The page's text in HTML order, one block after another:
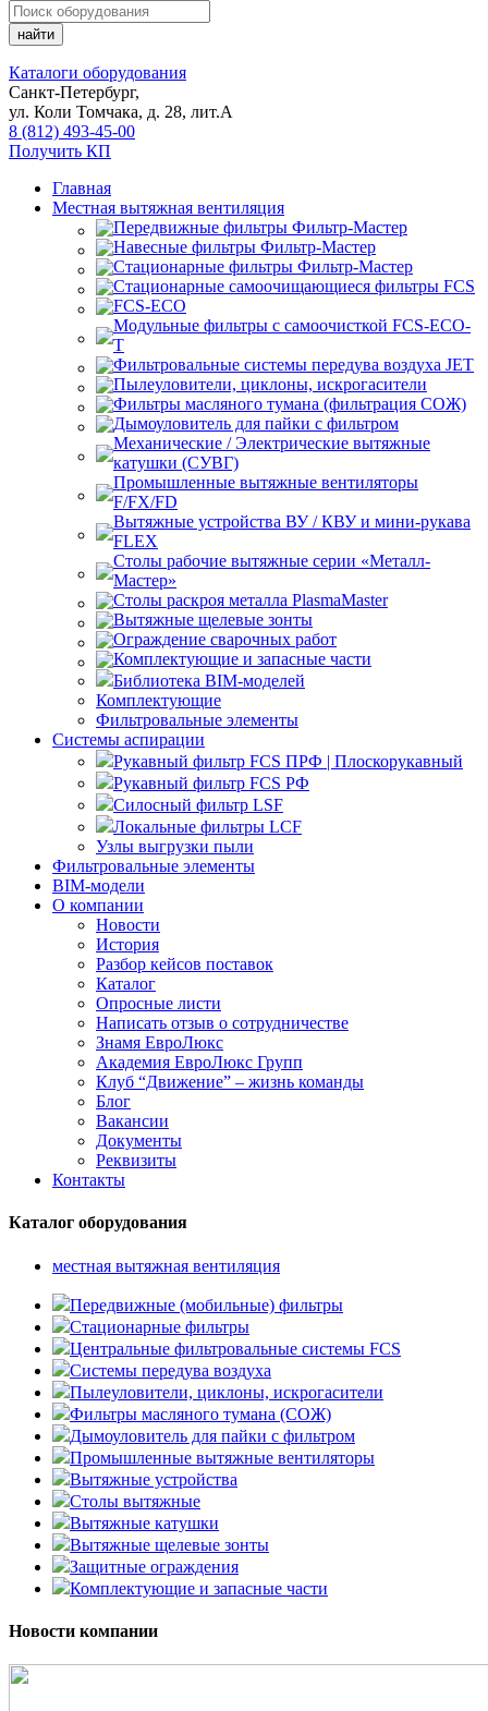
Каталоги оборудования
Санкт-Петербург,
ул. Коли Томчака, д. 28, лит.А
8 (812) 493-45-00
Получить КП
Главная
Местная вытяжная вентиляция
Передвижные
Навесные
Стационарные
Стационарные самоочищающиеся
FCS
FCS-ECO
Модульные
с самоочисткой FCS-ECO-
T
Фильтровальные системы передува воздуха JET
Пылеуловители, циклоны, искрогасители
Фильтры масляного тумана (фильтрация СОЖ)
Дымоуловитель для пайки с фильтром
Механические / Электрические вытяжные
катушки (СУВГ)
Промышленные вытяжные вентиляторы
F/FX/FD
Вытяжные устройства ВУ / КВУ и мини-рукава
FLEX
Столы рабочие вытяжные серии «Металл-
Мастер»
Столы раскроя металла PlasmaMaster
Вытяжные щелевые зонты
Ограждение сварочных работ
Комплектующие и запасные части
Библиотека BIM-моделей
Комплектующие
Фильтровальные элементы
Системы аспирации
Рукавный фильтр FCS ПРФ | Плоскорукавный
Рукавный фильтр FCS РФ
Силосный фильтр LSF
Локальные фильтры LCF
Узлы выгрузки пыли
Фильтровальные элементы
BIM-модели
О компании
Новости
История
Разбор кейсов поставок
Каталог
Опросные листи
Написать отзыв о сотрудничестве
Знамя ЕвроЛюкс
Академия ЕвроЛюкс Групп
Клуб “Движение” – жизнь команды
Блог
Вакансии
Документы
Реквизиты
Контакты
Каталог оборудования
местная вытяжная вентиляция
Передвижные (мобильные) фильтры
Стационарные фильтры
Центральные фильтровальные системы FCS
Системы передува воздуха
Пылеуловители, циклоны, искрогасители
Фильтры масляного тумана (СОЖ)
Дымоуловитель для пайки с фильтром
Промышленные вытяжные вентиляторы
Вытяжные устройства
Столы вытяжные
Вытяжные катушки
Вытяжные щелевые зонты
Защитные ограждения
Комплектующие и запасные части
Новости компании